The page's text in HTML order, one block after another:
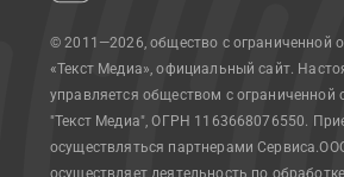
© 2011—2026, общество с ограниченной
«Текст Медиа», официальный сайт.
управляется обществом с ограниченной
"Текст Медиа", ОГРН 1163668076550.
осуществляться партнерами Сервиса.
осуществляет деятельность по